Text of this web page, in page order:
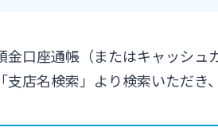
口座通帳（またはキャッシュ
支店名検索」より検索いただき